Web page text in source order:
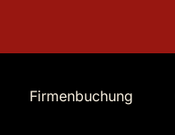
Firmenbuchung